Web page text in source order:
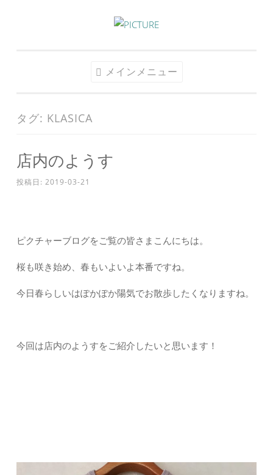
ス
ッ
メインメニュー
タグ: KLASICA
店内のようす
投稿日: 2019-03-21
ピクチャーブログをご覧の皆さまこんにちは。
桜も咲き始め、春もいよいよ本番ですね。
今日春らしいはぽかぽか陽気でお散歩したくなりますね。
今回は店内のようすをご紹介したいと思います！